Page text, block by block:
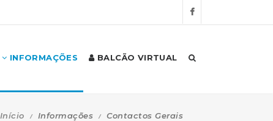
INFORMAÇÕES BALCÃO VIRTUAL
Início Informações Contactos Gerais